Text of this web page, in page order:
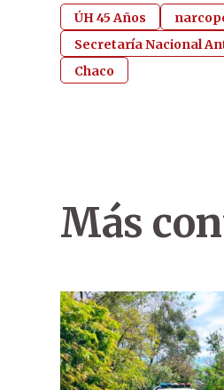
ÚH 45 Años
Secretaría Nacional
Chaco
Más